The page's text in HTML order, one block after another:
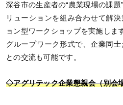
深谷市の生産者の“農業現場の課
リューションを組み合わせて解
ョン型ワークショップを実施しま
グループワーク形式で、企業同
との交流も可能です。
◇アグリテック企業懇親会（別会